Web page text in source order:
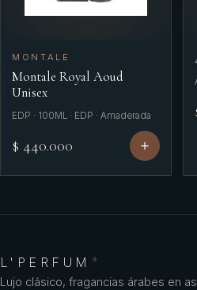
MONTALE
Montale Royal Aoud
Unisex
EDP · 100ML · EDP · Amaderada
$ 440.000
L'PERFUM ®
Lujo clásico, fragancias árabes en